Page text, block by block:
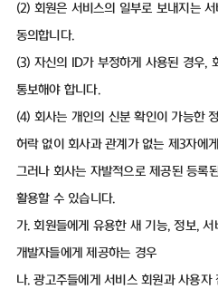
(2) 회원은 서비스의 일부로 보내지는
동의합니다.
(3) 자신의 ID가 부정하게 사용된 경우,
통보해야 합니다.
(4) 회사는 개인의 신분 확인이 가능한
허락 없이 회사과 관계가 없는 제3자에
그러나 회사는 자발적으로 제공된 등록
활용할 수 있습니다.
가. 회원들에게 유용한 새 기능, 정보,
개발자들에게 제공하는 경우
나. 광고주들에게 서비스 회원과 사용